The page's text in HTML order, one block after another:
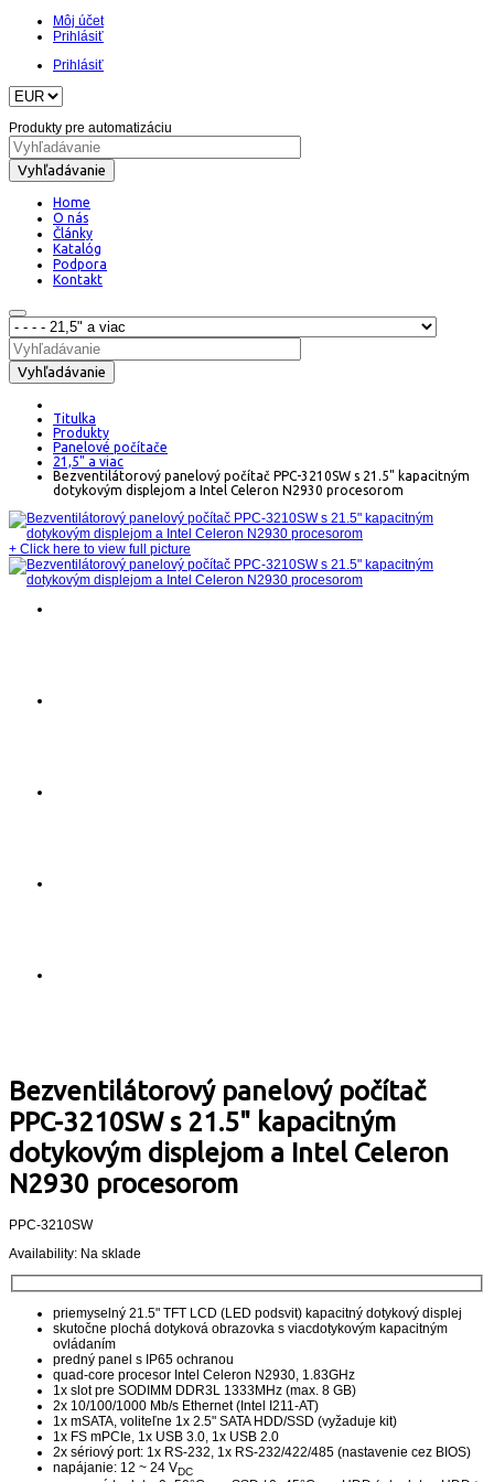
Môj účet
Prihlásiť
Prihlásiť
Produkty pre automatizáciu
Vyhľadávanie
Home
O nás
Články
Katalóg
Podpora
Kontakt
Vyhľadávanie
Titulka
Produkty
Panelové počítače
21,5" a viac
Bezventilátorový panelový počítač PPC-3210SW s 21.5" kapacitným
dotykovým displejom a Intel Celeron N2930 procesorom
+ Click here to view full picture
Bezventilátorový panelový počítač
PPC-3210SW s 21.5" kapacitným
dotykovým displejom a Intel Celeron
N2930 procesorom
PPC-3210SW
Availability: Na sklade
priemyselný 21.5" TFT LCD (LED podsvit) kapacitný dotykový displej
skutočne plochá dotyková obrazovka s viacdotykovým kapacitným
ovládaním
predný panel s IP65 ochranou
quad-core procesor Intel Celeron N2930, 1.83GHz
1x slot pre SODIMM DDR3L 1333MHz (max. 8 GB)
2x 10/100/1000 Mb/s Ethernet (Intel I211-AT)
1x mSATA, voliteľne 1x 2.5" SATA HDD/SSD (vyžaduje kit)
1x FS mPCIe, 1x USB 3.0, 1x USB 2.0
2x sériový port: 1x RS-232, 1x RS-232/422/485 (nastavenie cez BIOS)
napájanie: 12 ~ 24 VDC